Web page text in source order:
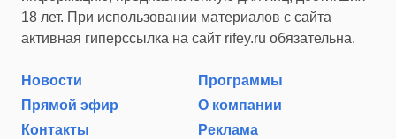
18 лет. При использовании материалов с сайта
активная гиперссылка на сайт rifey.ru обязательна.
Новости
Программы
Прямой эфир
О компании
Контакты
Реклама